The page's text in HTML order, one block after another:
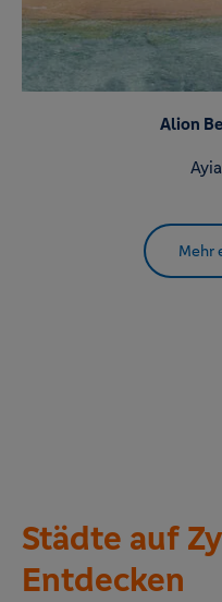
Alion
Mehr
Städte auf
Entdecken